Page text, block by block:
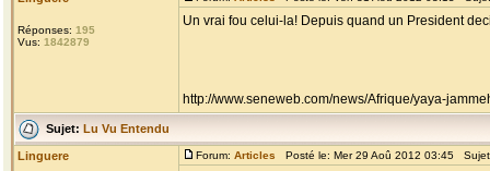
Réponses: 195
Vus: 1842879
Un vrai fou celui-la! Depuis quand un President
http://www.seneweb.com/news/Afrique/yaya-
Sujet: Lu Vu Entendu
Linguere Forum: Articles Posté le: Mer 29 Aoû 2012 03:45